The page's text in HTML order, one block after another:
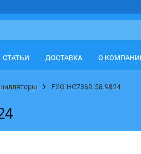
СТАТЬИ ДОСТАВКА О
FXO-HC736R-58.9824